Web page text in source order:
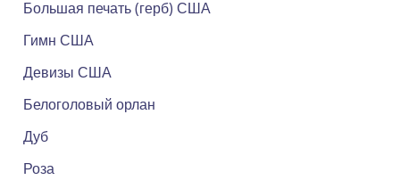
Большая печать (герб) США
Гимн США
Девизы США
Белоголовый орлан
Дуб
Роза